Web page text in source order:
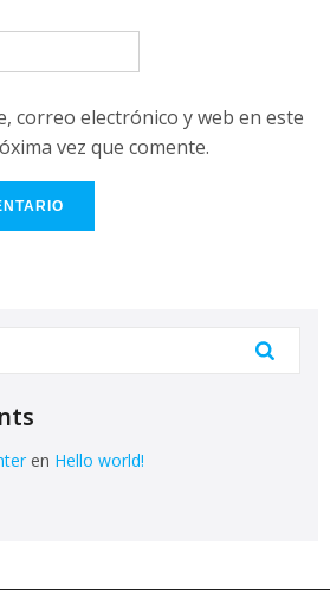
correo electrónico y web en este
vez que comente.
en Hello world!